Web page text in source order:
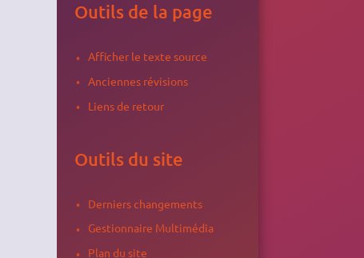
Outils de la page
Afficher le texte source
Anciennes révisions
Liens de retour
Outils du site
Derniers changements
Gestionnaire Multimédia
Plan du site